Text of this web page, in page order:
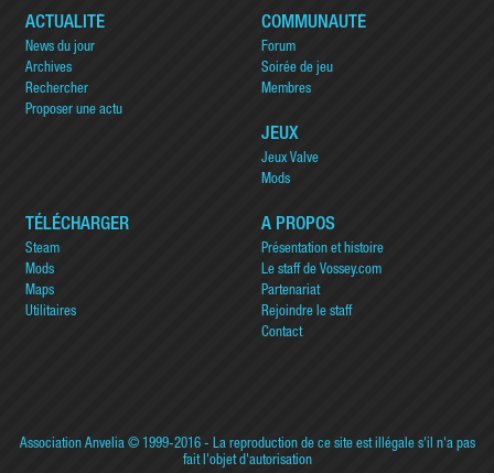
ACTUALITÉ
News du jour
Archives
Rechercher
Proposer une actu
COMMUNAUTÉ
Forum
Soirée de jeu
Membres
JEUX
Jeux Valve
Mods
TÉLÉCHARGER
Steam
Mods
Maps
Utilitaires
A PROPOS
Présentation et histoire
Le staff de Vossey.com
Partenariat
Rejoindre le staff
Contact
Association Anvelia© 1999-2016 - La reproduction de ce site est illégale s'il n'a pas
fait l'objet d'autorisation